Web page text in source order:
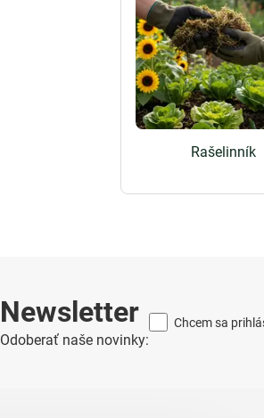
Rašelinník
Newsletter
Odoberať naše novinky:
Chcem sa